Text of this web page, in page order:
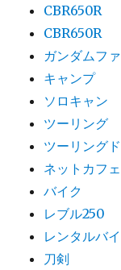
CBR650R
CBR650R
ガンダムフ
キャンプ
ソロキャン
ツーリング
ツーリング
ネットカフェ
バイク
レブル250
レンタルバ
刀剣